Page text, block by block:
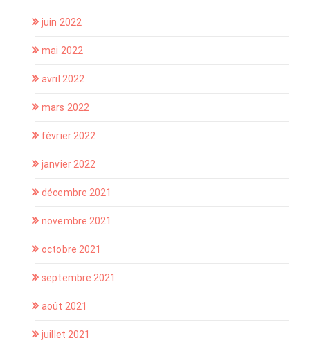
juin 2022
mai 2022
avril 2022
mars 2022
février 2022
janvier 2022
décembre 2021
novembre 2021
octobre 2021
septembre 2021
août 2021
juillet 2021